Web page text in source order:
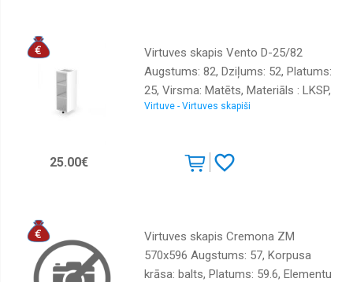
Virtuves skapis Vento D-25/82
Augstums: 82, Dziļums: 52, Platums:
25, Virsma: Matēts, Materiāls : LKSP,
Krāsa: balts
Virtuve - Virtuves skapiši
25.00€
Virtuves skapis Cremona ZM
570x596 Augstums: 57, Korpusa
krāsa: balts, Platums: 59.6, Elementu